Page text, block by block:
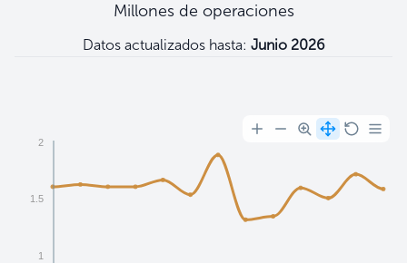
Millones de operaciones
Datos actualizados hasta: Junio 2026
2
1.5
1